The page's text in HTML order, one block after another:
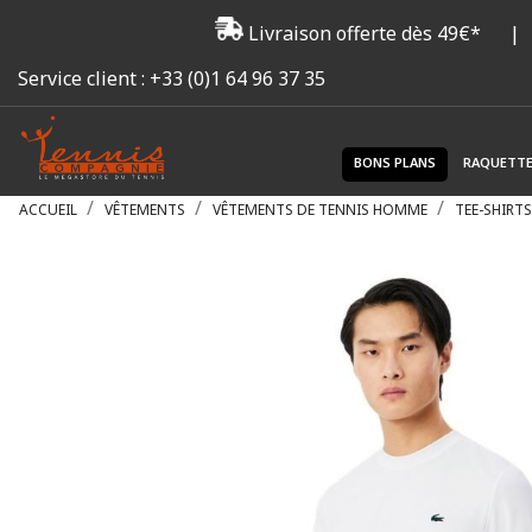
Livraison offerte dès 49€*
|
Service client : +33 (0)1 64 96 37 35
BONS PLANS
ACCUEIL VÊTEMENTS VÊTEMENTS DE TENNIS HOMME TEE-